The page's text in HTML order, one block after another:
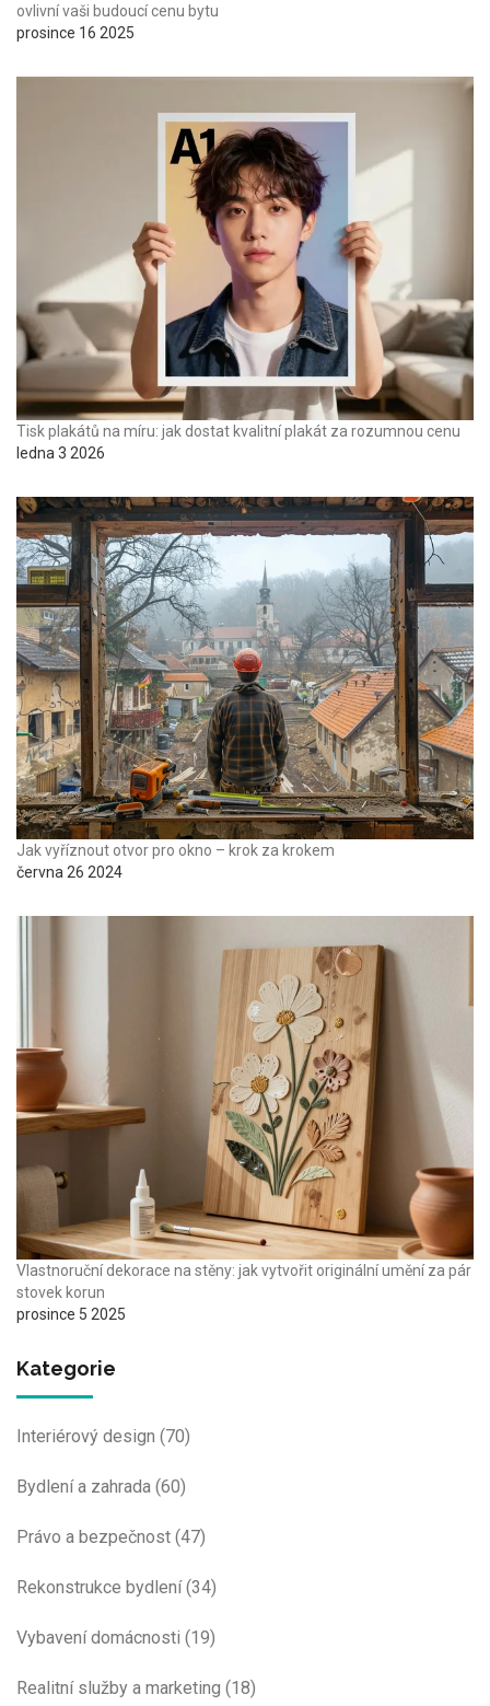
ovlivní vaši budoucí cenu bytu
prosince 16 2025
Tisk plakátů na míru: jak dostat kvalitní plakát za rozumnou cenu
ledna 3 2026
Jak vyříznout otvor pro okno – krok za krokem
června 26 2024
Vlastnoruční dekorace na stěny: jak vytvořit originální umění za pár
stovek korun
prosince 5 2025
Kategorie
Interiérový design (70)
Bydlení a zahrada (60)
Právo a bezpečnost (47)
Rekonstrukce bydlení(34)
Vybavení domácnosti (19)
Realitní služby a marketing (18)